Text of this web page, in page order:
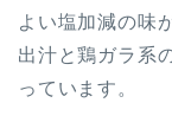
よい塩加減の味
出汁と鶏ガラ系
っています。